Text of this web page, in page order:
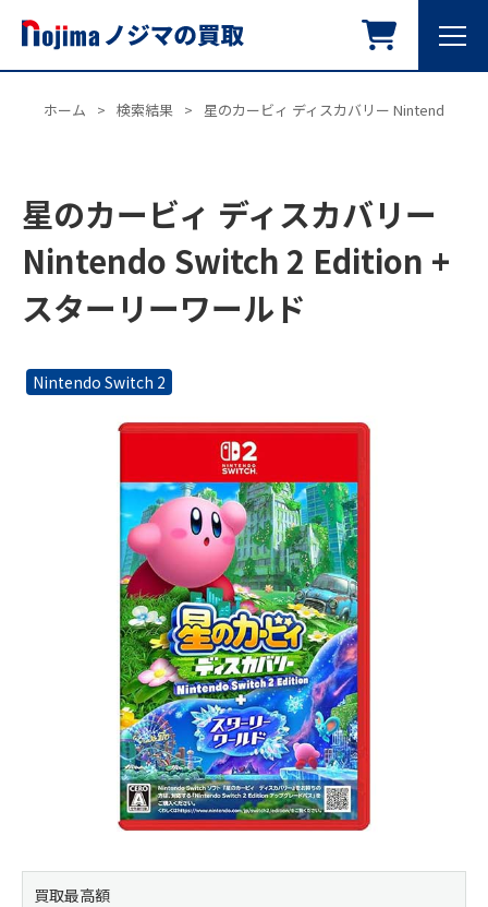
ホーム > 検索結果 > 星のカービィ ディスカバリー Nintendo
星のカービィ ディスカバリー
Nintendo Switch 2 Edition +
スターリーワールド
Nintendo Switch 2
買取最高額